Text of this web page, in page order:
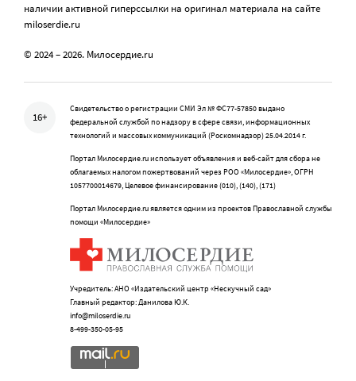
наличии активной гиперссылки на оригинал материала на сайте
miloserdie.ru
© 2024 – 2026. Милосердие.ru
16+
Свидетельство о регистрации СМИ Эл № ФС77-57850 выдано
федеральной службой по надзору в сфере связи, информационных
технологий и массовых коммуникаций (Роскомнадзор) 25.04.2014 г.
Портал Милосердие.ru использует объявления и веб-сайт для сбора не
облагаемых налогом пожертвований через РОО «Милосердие», ОГРН
1057700014679, Целевое финансирование (010), (140), (171)
Портал Милосердие.ru является одним из проектов Православной службы
помощи «Милосердие»
Учредитель: АНО «Издательский центр «Нескучный сад»
Главный редактор: Данилова Ю.К.
info@miloserdie.ru
8-499-350-05-95